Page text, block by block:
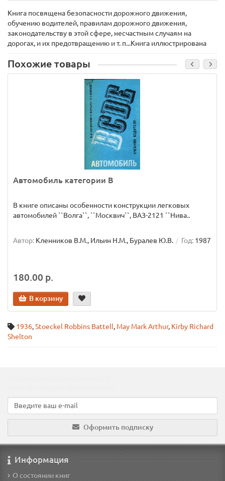
Книга посвящена безопасности дорожного движения,
обучению водителей, правилам дорожного движения,
законодательству в этой сфере, несчастным случаям на
дорогах, и их предотвращению и т. п...Книга иллюстрирована
Похожие товары
Автомобиль категории B
В книге описаны особенности конструкции легковых
автомобилей ``Волга``, ``Москвич``, ВАЗ-2121 ``Нива..
Автор: Кленников В.М., Ильин Н.М., Буралев Ю.В. Год: 1987
180.00 р.
В корзину
1936,Stoeckel Robbins Battell, May Mark Arthur, Kirby Richard
Shelton
Оформить подписку
Информация
О состоянии книг